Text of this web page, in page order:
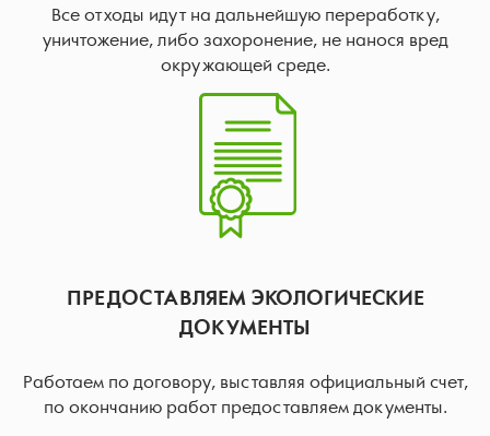
Все отходы идут на дальнейшую переработку,
уничтожение, либо захоронение, не нанося вред
окружающей среде.
ПРЕДОСТАВЛЯЕМ ЭКОЛОГИЧЕСКИЕ
ДОКУМЕНТЫ
Работаем по договору, выставляя официальный счет,
по окончанию работ предоставляем документы.